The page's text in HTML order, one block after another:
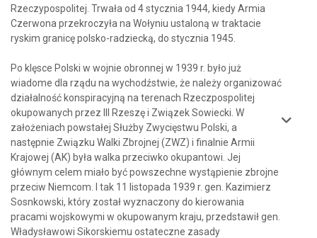
Rzeczypospolitej. Trwała od 4 stycznia 1944, kiedy Armia
Czerwona przekroczyła na Wołyniu ustaloną w traktacie
ryskim granicę polsko-radziecką, do stycznia 1945.
Po klęsce Polski w wojnie obronnej w 1939 r. było już
wiadome dla rządu na wychodźstwie, że należy organizować
działalność konspiracyjną na terenach Rzeczpospolitej
okupowanych przez III Rzeszę i Związek Sowiecki. W
założeniach powstałej Służby Zwycięstwu Polski, a
następnie Związku Walki Zbrojnej (ZWZ) i finalnie Armii
Krajowej (AK) była walka przeciwko okupantowi. Jej
głównym celem miało być powszechne wystąpienie zbrojne
przeciw Niemcom. I tak 11 listopada 1939 r. gen. Kazimierz
Sosnkowski, który został wyznaczony do kierowania
pracami wojskowymi w okupowanym kraju, przedstawił gen.
Władysławowi Sikorskiemu ostateczne zasady